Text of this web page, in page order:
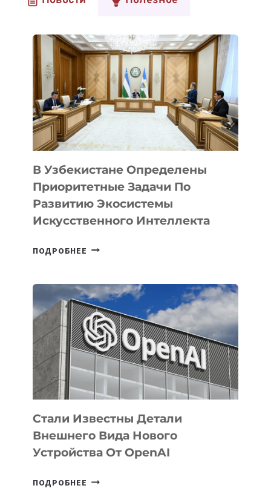
В Узбекистане Определены
Приоритетные Задачи По
Развитию Экосистемы
Искусственного Интеллекта
ПОДРОБНЕЕ В
ПРИОРИТЕТНЫЕ
ЗАДАЧИ
ПО
РАЗВИТИЮ
ЭКОСИСТЕМЫ
ИСКУССТВЕННОГО
ИНТЕЛЛЕКТА
Стали Известны Детали
Внешнего Вида Нового
Устройства От OpenAI
ПОДРОБНЕЕ СТАЛИ